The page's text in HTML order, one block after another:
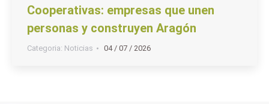
Cooperativas: empresas que unen
personas y construyen Aragón
Categoria: Noticias 04 / 07 / 2026